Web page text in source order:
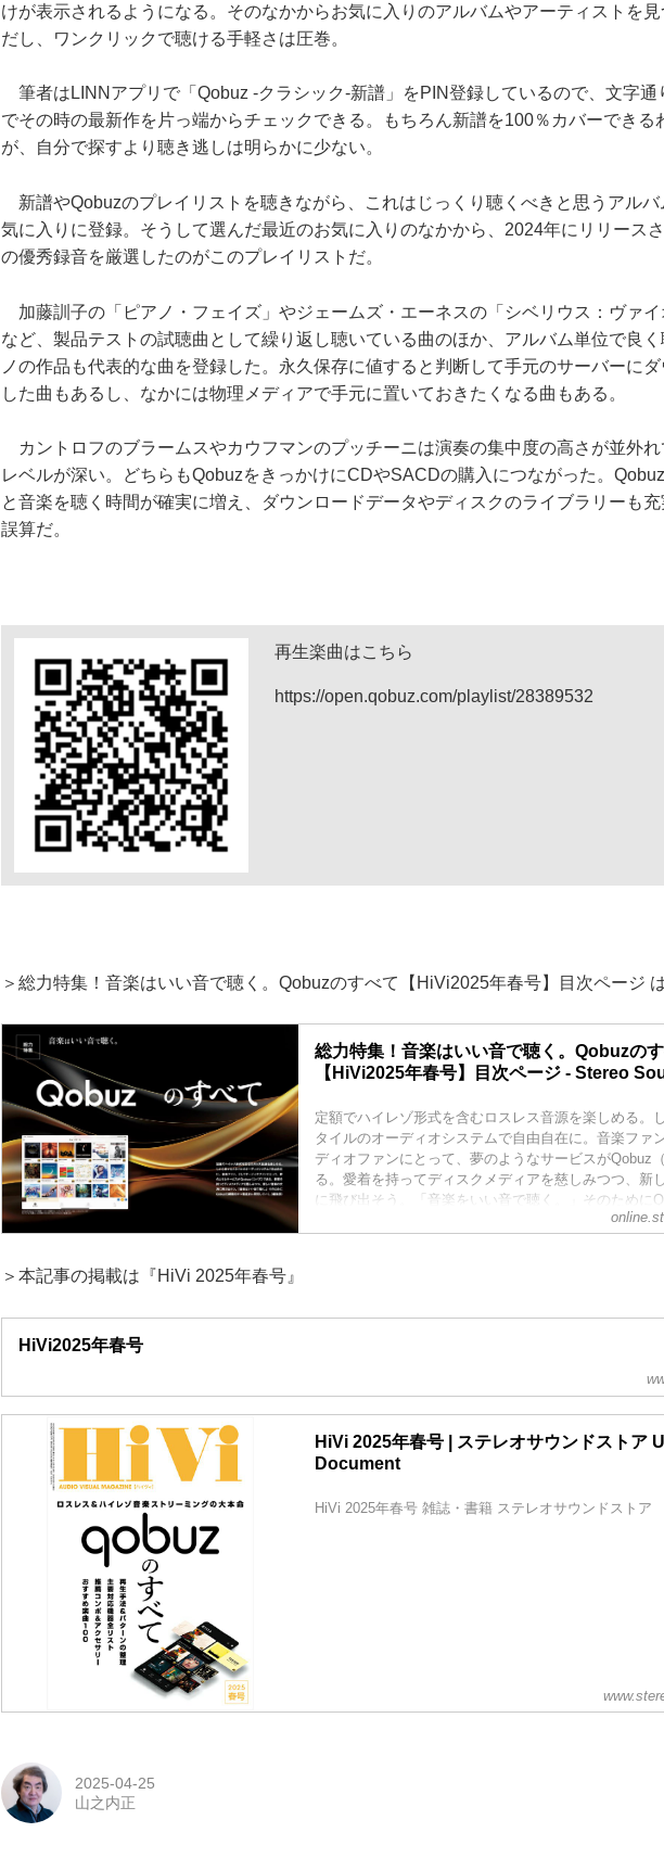
けが表示されるようになる。そのなかからお気に入りのアルバムやアーティストを
だし、ワンクリックで聴ける手軽さは圧巻。
筆者はLINNアプリで「Qobuz -クラシック-新譜」をPIN登録しているので、文字通
でその時の最新作を片っ端からチェックできる。もちろん新譜を100％カバーできる
が、自分で探すより聴き逃しは明らかに少ない。
新譜やQobuzのプレイリストを聴きながら、これはじっくり聴くべきと思うアルバ
気に入りに登録。そうして選んだ最近のお気に入りのなかから、2024年にリリース
の優秀録音を厳選したのがこのプレイリストだ。
加藤訓子の「ピアノ・フェイズ」やジェームズ・エーネスの「シベリウス：ヴァイ
など、製品テストの試聴曲として繰り返し聴いている曲のほか、アルバム単位で良
ノの作品も代表的な曲を登録した。永久保存に値すると判断して手元のサーバーに
した曲もあるし、なかには物理メディアで手元に置いておきたくなる曲もある。
カントロフのブラームスやカウフマンのプッチーニは演奏の集中度の高さが並外
レベルが深い。どちらもQobuzをきっかけにCDやSACDの購入につながった。
と音楽を聴く時間が確実に増え、ダウンロードデータやディスクのライブラリーも
誤算だ。
再生楽曲はこちら
https://open.qobuz.com/playlist/28389532
＞総力特集！音楽はいい音で聴く。Qobuzのすべて【HiVi2025年春号】目次ページ
総力特集！音楽はいい音で聴く。Qobuzの
【HiVi2025年春号】目次ページ - Stereo
定額でハイレゾ形式を含むロスレス音源を楽しめる。
タイルのオーディオシステムで自由自在に。音楽ファ
ディオファンにとって、夢のようなサービスがQobuz
る。愛着を持ってディスクメディアを慈しみつつ、新
に飛び出そう。「音楽をいい音で聴く。」そのために
＞本記事の掲載は『HiVi 2025年春号』
HiVi2025年春号
HiVi 2025年春号 | ステレオサウンドストア
Document
HiVi 2025年春号 雑誌・書籍 ステレオサウンドストア
2025-04-25
山之内正